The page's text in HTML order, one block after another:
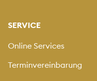
SERVICE
Online Services
Terminvereinbarung